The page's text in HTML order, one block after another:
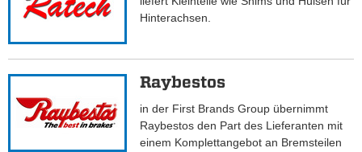
Hinterachsen.
Raybestos
in der First Brands Group übernimmt
Raybestos den Part des Lieferanten mit
einem Komplettangebot an Bremsteilen